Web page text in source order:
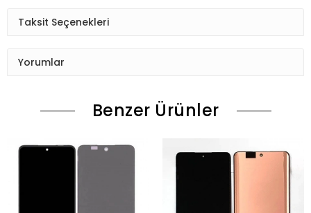
Siparişiniz kontrol ediniz.Telefon adres email gibi yanlışlık
düzenlenmesini isteyiniz.
Sizinle irtibata gecektir.
ekranı dışardan deneyiniz.) halde test ediniz.Sorun cıkarsa
Sorun yoksa Montajına Başlayın Sorumluluk Size aittir.
Montajı yapılmış,yapıştırılmış,kullanılmış ürünlerin iade ve
Taksit Seçenekleri
Yorumlar
Benzer Ürünler